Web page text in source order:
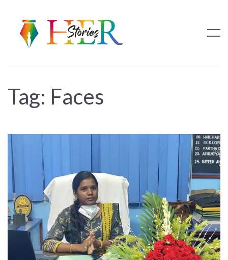
Tag: Faces